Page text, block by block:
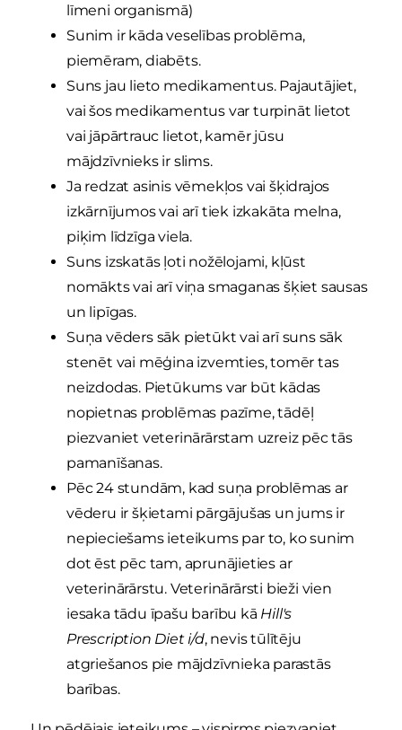
līmeni organismā)
Sunim ir kāda veselības problēma,
piemēram, diabēts.
Suns jau lieto medikamentus. Pajautājiet,
vai šos medikamentus var turpināt lietot
vai jāpārtrauc lietot, kamēr jūsu
mājdzīvnieks ir slims.
Ja redzat asinis vēmekļos vai šķidrajos
izkārnījumos vai arī tiek izkakāta melna,
piķim līdzīga viela.
Suns izskatās ļoti nožēlojami, kļūst
nomākts vai arī viņa smaganas šķiet sausas
un lipīgas.
Suņa vēders sāk pietūkt vai arī suns sāk
stenēt vai mēģina izvemties, tomēr tas
neizdodas. Pietūkums var būt kādas
nopietnas problēmas pazīme, tādēļ
piezvaniet veterinārārstam uzreiz pēc tās
pamanīšanas.
Pēc 24 stundām, kad suņa problēmas ar
vēderu ir šķietami pārgājušas un jums ir
nepieciešams ieteikums par to, ko sunim
dot ēst pēc tam, aprunājieties ar
veterinārārstu. Veterinārārsti bieži vien
iesaka tādu īpašu barību kā Hill's
Prescription Diet i/d, nevis tūlītēju
atgriešanos pie mājdzīvnieka parastās
barības.